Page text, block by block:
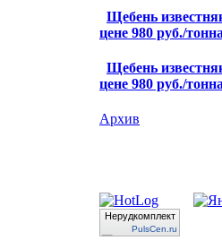
Щебень
цене 980 руб./тонна
Щебень
цене 980 руб./тонна
Архив
Нерудкомплект
PulsCen.ru